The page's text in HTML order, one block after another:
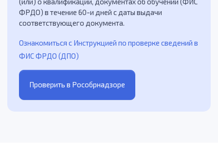
ФРДО) в течение 60-и дней с даты выдачи
соответствующего документа.
Ознакомиться с Инструкцией по проверке сведений в
ФИС ФРДО (ДПО)
Проверить в Рособрнадзоре